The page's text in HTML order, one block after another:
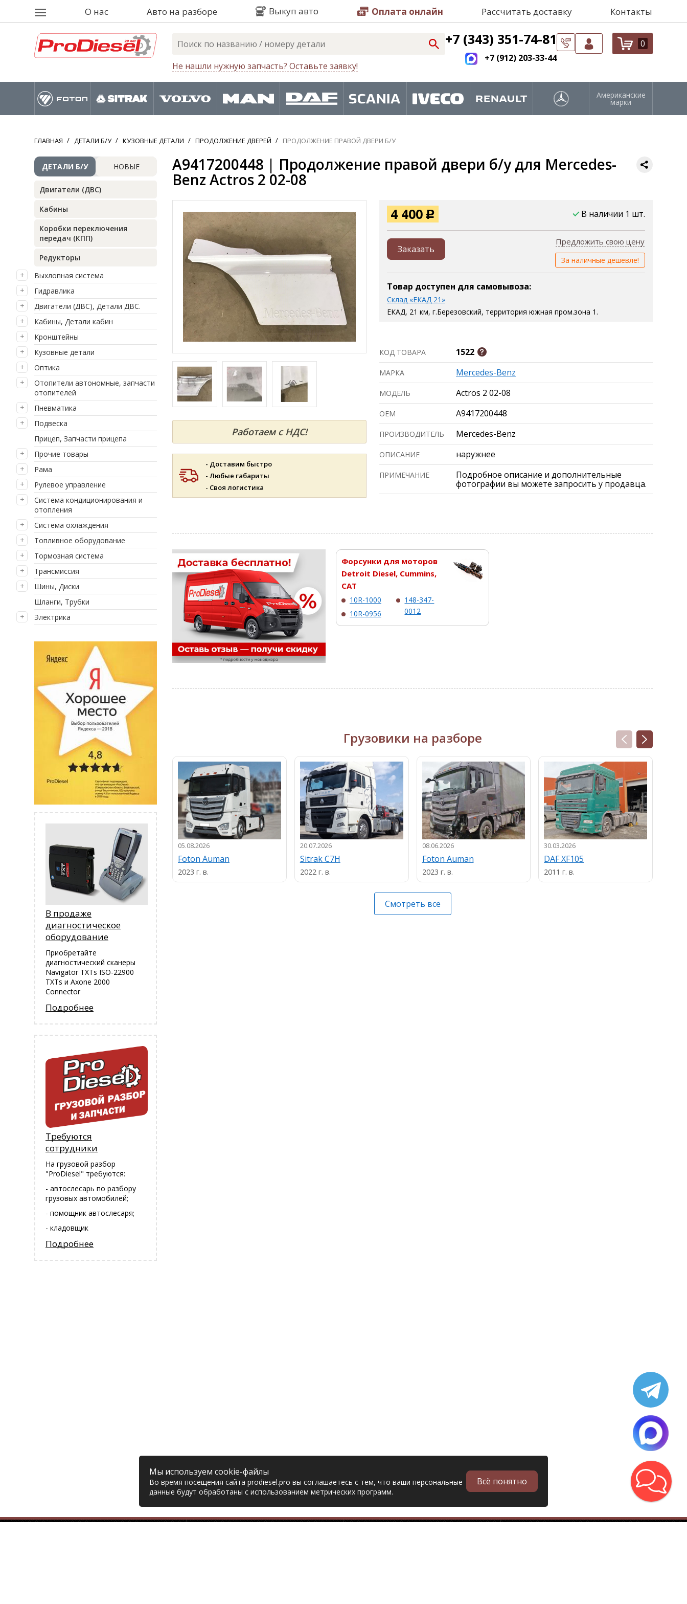
О нас Авто на разборе Выкуп авто Оплата онлайн Рассчитать доставку Контакты
Не нашли нужную запчасть? Оставьте заявку!
+7 (343) 351-74-81
+7 (912) 203-33-44
0
Американские
марки
ГЛАВНАЯ ДЕТАЛИ Б/У КУЗОВНЫЕ ДЕТАЛИ ПРОДОЛЖЕНИЕ ДВЕРЕЙ ПРОДОЛЖЕНИЕ ПРАВОЙ ДВЕРИ Б/У
ДЕТАЛИ Б/У НОВЫЕ
Двигатели (ДВС)
Кабины
Коробки переключения
передач (КПП)
Редукторы
Выхлопная система
Гидравлика
Двигатели (ДВС), Детали ДВС.
Кабины, Детали кабин
Кронштейны
Кузовные детали
Оптика
Отопители автономные, запчасти
отопителей
Пневматика
Подвеска
Прицеп, Запчасти прицепа
Прочие товары
Рама
Рулевое управление
Система кондиционирования и
отопления
Система охлаждения
Топливное оборудование
Тормозная система
Трансмиссия
Шины, Диски
Шланги, Трубки
Электрика
В продаже
диагностическое
оборудование
Приобретайте
диагностический сканеры
Navigator TXTs ISO-22900
TXTs и Аxone 2000
Connector
Подробнее
Требуются
сотрудники
На грузовой разбор
"ProDiesel" требуются:
- автослесарь по разбору
грузовых автомобилей;
- помощник автослесаря;
- кладовщик
Подробнее
A9417200448 | Продолжение правой двери б/у для Mercedes-
Benz Actros 2 02-08
Работаем с НДС!
- Доставим быстро
- Любые габариты
- Своя логистика
4 400 Р В наличии 1 шт.
Заказать
Предложить свою цену
За наличные дешевле!
Товар доступен для самовывоза:
Склад «ЕКАД 21»
ЕКАД, 21 км, г.Березовский, территория южная пром.зона 1.
КОД ТОВАРА 1522
МАРКА Mercedes-Benz
МОДЕЛЬ Actros 2 02-08
ОЕМ A9417200448
ПРОИЗВОДИТЕЛЬ Mercedes-Benz
ОПИСАНИЕ наружнее
ПРИМЕЧАНИЕ
Подробное описание и дополнительные
фотографии вы можете запросить у продавца.
Форсунки для моторов
Detroit Diesel, Cummins,
CAT
10R-1000
10R-0956
148-347-
0012
Грузовики на разборе
05.08.2026
Foton Auman
2023 г. в.
20.07.2026
Sitrak C7H
2022 г. в.
08.06.2026
Foton Auman
2023 г. в.
30.03.2026
DAF XF105
2011 г. в.
Смотреть все
Мы используем cookie-файлы
Во время посещения сайта prodiesel.pro вы соглашаетесь с тем, что ваши персональные
данные будут обработаны с использованием метрических программ.
Всё понятно